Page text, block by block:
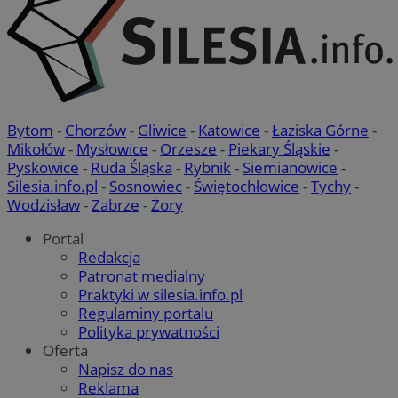
Bytom - Chorzów- Gliwice - Katowice -Łaziska Górne -
Mikołów- Mysłowice - Orzesze - Piekary Śląskie -
Pyskowice - Ruda Śląska - Rybnik- Siemianowice -
Silesia.info.pl - Sosnowiec- Świętochłowice -Tychy-
Wodzisław-Zabrze -Żory
Portal
Redakcja
Patronat medialny
Praktyki w silesia.info.pl
Regulaminy portalu
Polityka prywatności
Oferta
Napisz do nas
Reklama